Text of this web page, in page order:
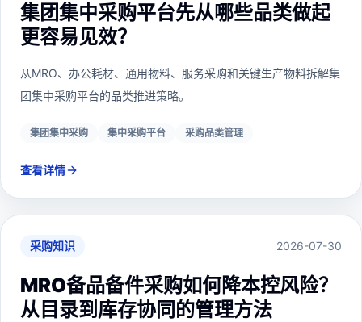
集团集中采购平台先从哪些品类做起
更容易见效？
从MRO、办公耗材、通用物料、服务采购和关键生产物料拆解集
团集中采购平台的品类推进策略。
集团集中采购 集中采购平台 采购品类管理
查看详情
采购知识 2026-07-30
MRO备品备件采购如何降本控风险？
从目录到库存协同的管理方法